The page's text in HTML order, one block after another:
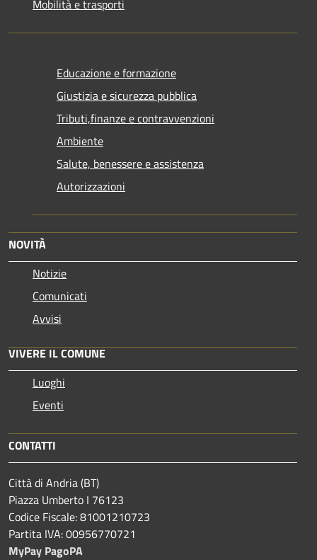
Mobilità e trasporti
Educazione e formazione
Giustizia e sicurezza pubblica
Tributi,finanze e contravvenzioni
Ambiente
Salute, benessere e assistenza
Autorizzazioni
NOVITÀ
Notizie
Comunicati
Avvisi
VIVERE IL COMUNE
Luoghi
Eventi
CONTATTI
Città di Andria (BT)
Piazza Umberto I 76123
Codice Fiscale: 81001210723
Partita IVA: 00956770721
MyPay PagoPA